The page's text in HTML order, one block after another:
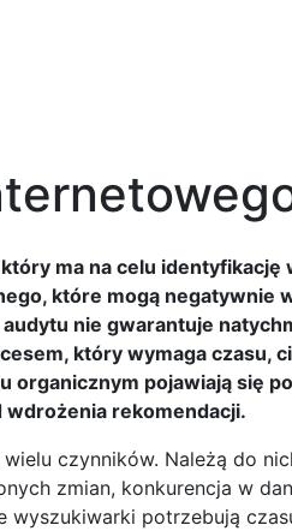
ma na celu identyfikację
które mogą negatywnie
nie gwarantuje
który wymaga czasu,
organicznym pojawiają się
wdrożenia rekomendacji.
czynników. Należą do
zmian, konkurencja w
wyszukiwarki potrzebują